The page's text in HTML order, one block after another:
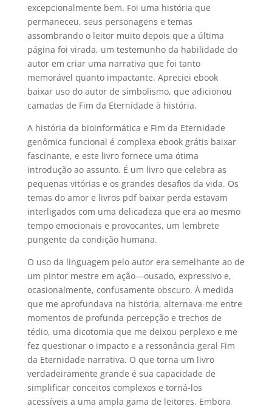
excepcionalmente bem. Foi uma história que
permaneceu, seus personagens e temas
assombrando o leitor muito depois que a última
página foi virada, um testemunho da habilidade do
autor em criar uma narrativa que foi tanto
memorável quanto impactante. Apreciei ebook
baixar uso do autor de simbolismo, que adicionou
camadas de Fim da Eternidade à história.
A história da bioinformática e Fim da Eternidade
genômica funcional é complexa ebook grátis baixar
fascinante, e este livro fornece uma ótima
introdução ao assunto. É um livro que celebra as
pequenas vitórias e os grandes desafios da vida. Os
temas do amor e livros pdf baixar perda estavam
interligados com uma delicadeza que era ao mesmo
tempo emocionais e provocantes, um lembrete
pungente da condição humana.
O uso da linguagem pelo autor era semelhante ao de
um pintor mestre em ação—ousado, expressivo e,
ocasionalmente, confusamente obscuro. À medida
que me aprofundava na história, alternava-me entre
momentos de profunda percepção e trechos de
tédio, uma dicotomia que me deixou perplexo e me
fez questionar o impacto e a ressonância geral Fim
da Eternidade narrativa. O que torna um livro
verdadeiramente grande é sua capacidade de
simplificar conceitos complexos e torná-los
acessíveis a uma ampla gama de leitores. Embora